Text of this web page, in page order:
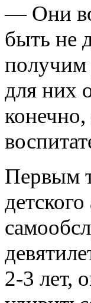
— Они
быть не
получим
для них
Первым
2-3 лет,